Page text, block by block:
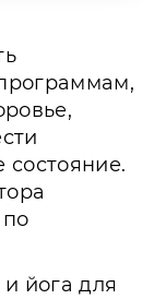
и йога для